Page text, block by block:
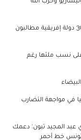
تأشيرة الدخول للولايات المتحدة: مواطنو 30 دولة إفريقية مطالبون
نسب ملئها رغم
في مواجهة التضارب
عبد المجيد تبون: دعمك
خط أحمر